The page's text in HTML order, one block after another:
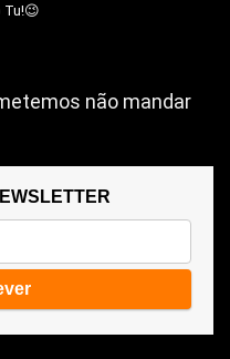
não mandar